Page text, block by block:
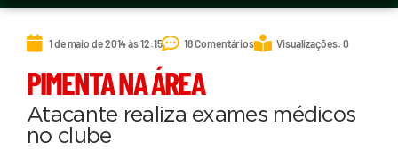
1 de maio de 2014 às 12:15 18 Comentários Visualizações: 0
PIMENTA NA ÁREA
Atacante realiza exames médicos
no clube